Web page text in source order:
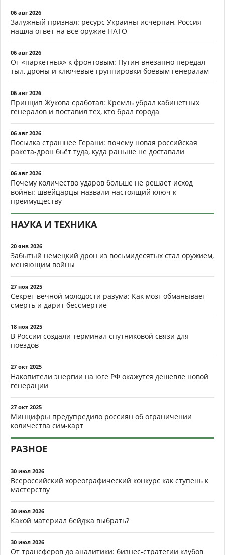
06 авг 2026
Залужный признал: ресурс Украины исчерпан, Россия
нашла ответ на всё оружие НАТО
06 авг 2026
От «паркетных» к фронтовым: Путин внезапно передал
тыл, дроны и ключевые группировки боевым генералам
06 авг 2026
Принцип Жукова сработал: Кремль убрал кабинетных
генералов и поставил тех, кто брал города
06 авг 2026
Посылка страшнее Герани: почему новая российская
ракета-дрон бьёт туда, куда раньше не доставали
06 авг 2026
Почему количество ударов больше не решает исход
войны: швейцарцы назвали настоящий ключ к
преимуществу
НАУКА И ТЕХНИКА
20 янв 2026
Забытый немецкий дрон из восьмидесятых стал оружием,
меняющим войны
27 ноя 2025
Секрет вечной молодости разума: Как мозг обманывает
смерть и дарит бессмертие
18 ноя 2025
В России создали терминал спутниковой связи для
поездов
27 окт 2025
Накопители энергии на юге РФ окажутся дешевле новой
генерации
27 окт 2025
Минцифры предупредило россиян об ограничении
количества сим-карт
РАЗНОЕ
30 июл 2026
Всероссийский хореографический конкурс как ступень к
мастерству
30 июл 2026
Какой материал бейджа выбрать?
30 июл 2026
От трансферов до аналитики: бизнес-стратегии клубов